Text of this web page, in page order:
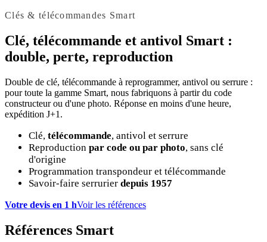
Clés & télécommandes Smart
Clé, télécommande et antivol Smart :
double, perte, reproduction
Double de clé, télécommande à reprogrammer, antivol ou serrure :
pour toute la gamme Smart, nous fabriquons à partir du code
constructeur ou d'une photo. Réponse en moins d'une heure,
expédition J+1.
Clé, télécommande, antivol et serrure
Reproduction par code ou par photo, sans clé
d'origine
Programmation transpondeur et télécommande
Savoir-faire serrurier depuis 1957
Votre devis en 1 hVoir les références
Références Smart